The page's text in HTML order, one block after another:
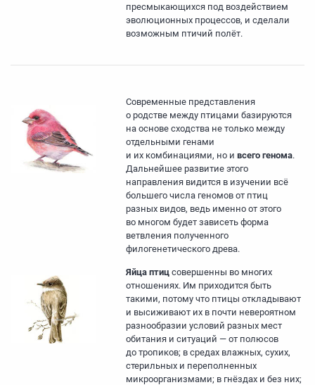
пресмыкающихся под воздействием
эволюционных процессов, и сделали
возможным птичий полёт.
Современные представления
о родстве между птицами базируются
на основе сходства не только между
отдельными генами
и их комбинациями, но и всего генома.
Дальнейшее развитие этого
направления видится в изучении всё
большего числа геномов от птиц
разных видов, ведь именно от этого
во многом будет зависеть форма
ветвления полученного
филогенетического древа.
Яйца птиц совершенны во многих
отношениях. Им приходится быть
такими, потому что птицы откладывают
и высиживают их в почти невероятном
разнообразии условий разных мест
обитания и ситуаций — от полюсов
до тропиков; в средах влажных, сухих,
стерильных и переполненных
микроорганизмами; в гнёздах и без них;